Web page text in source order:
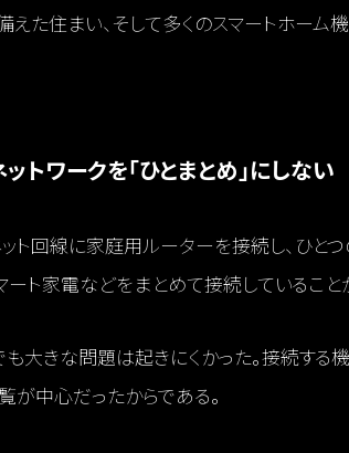
えた住まい、そして多くのスマートホーム
ワークを「ひとまとめ」にしない
ト回線に家庭用ルーターを接続し、ひとつ
ート家電などをまとめて接続していること
大きな問題は起きにくかった。接続する
中心だったからである。